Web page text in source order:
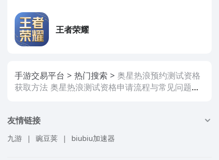
王者荣耀
手游交易平台 热门搜索
奥星热浪预约测试资格
获取方法 奥星热浪测试资格申请流程与常见问题解
友情链接
九游 | 豌豆荚 | biubiu加速器